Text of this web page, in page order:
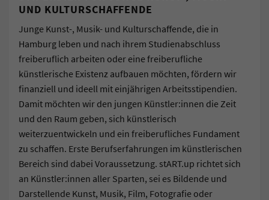
UND KULTURSCHAFFENDE
Junge Kunst-, Musik- und Kulturschaffende, die in
Hamburg leben und nach ihrem Studienabschluss
freiberuflich arbeiten oder eine freiberufliche
künstlerische Existenz aufbauen möchten, fördern wir
finanziell und ideell mit einjährigen Arbeitsstipendien.
Damit möchten wir den jungen Künstler:innen die Zeit
und den Raum geben, sich künstlerisch
weiterzuentwickeln und ein freiberufliches Fundament
zu schaffen. Erste Berufserfahrungen im künstlerischen
Bereich sind dabei Voraussetzung. stART.up richtet sich
an Künstler:innen aller Sparten, sei es Bildende und
Darstellende Kunst, Musik, Film, Fotografie oder